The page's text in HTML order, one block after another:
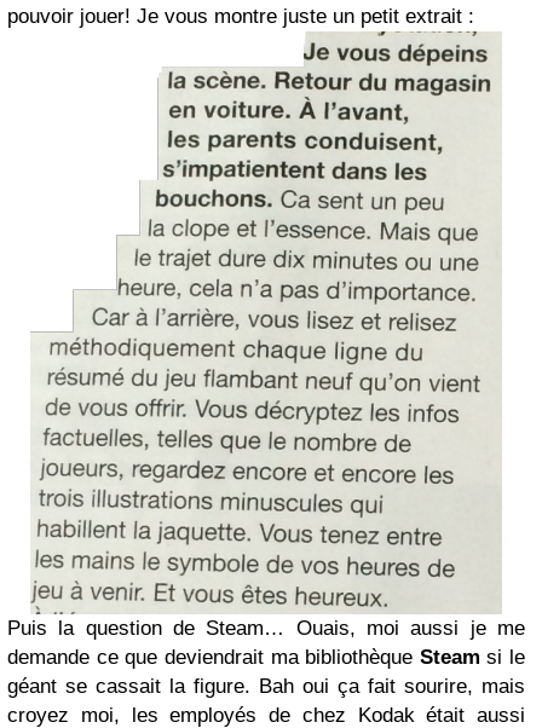
pouvoir jouer! Je vous montre juste un petit extrait :
Puis la question de Steam… Ouais, moi aussi je me
demande ce que deviendrait ma bibliothèque Steam si le
géant se cassait la figure. Bah oui ça fait sourire, mais
croyez moi, les employés de chez Kodak était aussi